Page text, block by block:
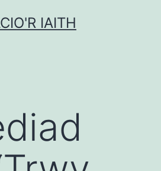
IAITH